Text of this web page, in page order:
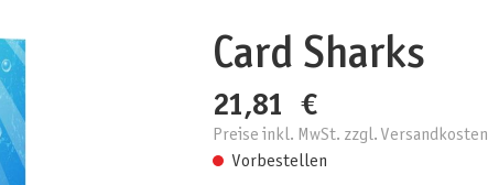
Card Sharks
21,81 €
Preise inkl. MwSt. zzgl. Versandkosten
Vorbestellen